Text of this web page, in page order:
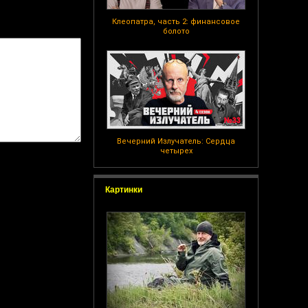
Клеопатра, часть 2: финансовое
болото
Вечерний Излучатель: Сердца
четырех
Картинки